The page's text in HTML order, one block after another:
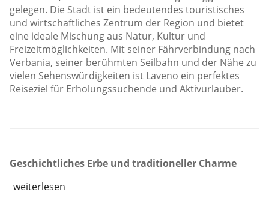
gelegen. Die Stadt ist ein bedeutendes touristisches
und wirtschaftliches Zentrum der Region und bietet
eine ideale Mischung aus Natur, Kultur und
Freizeitmöglichkeiten. Mit seiner Fährverbindung nach
Verbania, seiner berühmten Seilbahn und der Nähe zu
vielen Sehenswürdigkeiten ist Laveno ein perfektes
Reiseziel für Erholungssuchende und Aktivurlauber.
Geschichtliches Erbe und traditioneller Charme
weiterlesen